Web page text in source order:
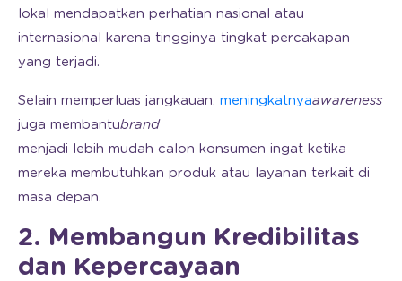
lokal mendapatkan perhatian nasional atau
internasional karena tingginya tingkat percakapan
yang terjadi.
Selain memperluas jangkauan, meningkatnyaawareness
juga membantubrand
menjadi lebih mudah calon konsumen ingat ketika
mereka membutuhkan produk atau layanan terkait di
masa depan.
2. Membangun Kredibilitas
dan Kepercayaan